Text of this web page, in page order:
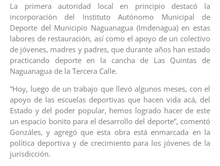
La primera autoridad local en principio destacó la
incorporación del Instituto Autónomo Municipal de
Deporte del Municipio Naguanagua (Imdenagua) en estas
labores de restauración, así como el apoyo de un colectivo
de jóvenes, madres y padres, que durante años han estado
practicando deporte en la cancha de Las Quintas de
Naguanagua de la Tercera Calle.
“Hoy, luego de un trabajo que llevó algunos meses, con el
apoyo de las escuelas deportivas que hacen vida acá, del
Estado y del poder popular, hemos logrado hacer de este
un espacio bonito para el desarrollo del deporte”, comentó
Gonzáles, y agregó que esta obra está enmarcada en la
política deportiva y de crecimiento para los jóvenes de la
jurisdicción.